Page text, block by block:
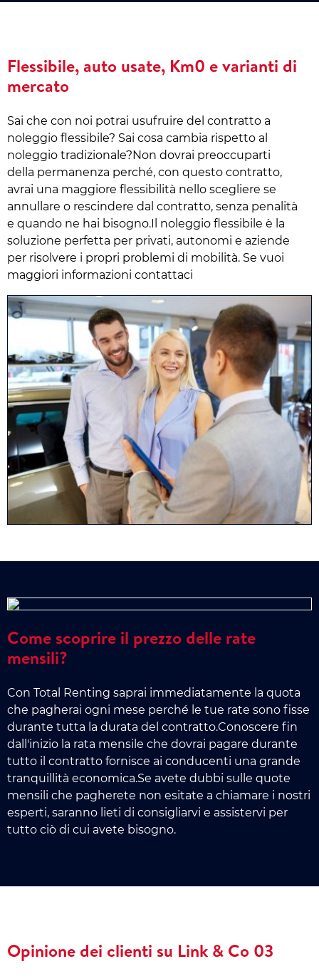
Flessibile, auto usate, Km0 e varianti di
mercato
Sai che con noi potrai usufruire del contratto a
noleggio flessibile? Sai cosa cambia rispetto al
noleggio tradizionale?Non dovrai preoccuparti
della permanenza perché, con questo contratto,
avrai una maggiore flessibilità nello scegliere se
annullare o rescindere dal contratto, senza penalità
e quando ne hai bisogno.Il noleggio flessibile è la
soluzione perfetta per privati, autonomi e aziende
per risolvere i propri problemi di mobilità. Se vuoi
maggiori informazioni contattaci
Come scoprire il prezzo delle rate
mensili?
Con Total Renting saprai immediatamente la quota
che pagherai ogni mese perché le tue rate sono fisse
durante tutta la durata del contratto.Conoscere fin
dall'inizio la rata mensile che dovrai pagare durante
tutto il contratto fornisce ai conducenti una grande
tranquillità economica.Se avete dubbi sulle quote
mensili che pagherete non esitate a chiamare i nostri
esperti, saranno lieti di consigliarvi e assistervi per
tutto ciò di cui avete bisogno.
Opinione dei clienti su Link & Co 03